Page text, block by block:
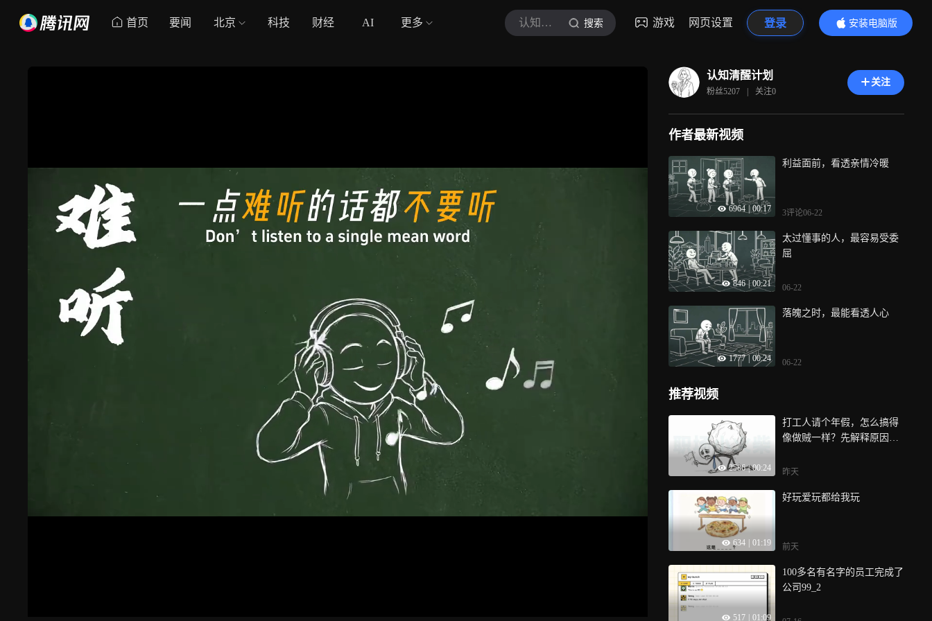
首页 要闻 北京 科技 财经 AI 更多 认知清醒计划 搜索 游戏 网页设置 登录
安装电脑版
内容更精彩
认知清醒计划
粉丝5207 | 关注0
关注
作者最新视频
6964 00:17
利益面前，看透亲情冷暖
3评论06-22
846 00:21
太过懂事的人，最容易受委
屈
06-22
1777 00:24
落魄之时，最能看透人心
06-22
推荐视频
2586 | 00:24
打工人请个年假，怎么搞得
像做贼一样？先解释原因，
导脸色！明明是自己的带薪
昨天
634 01:19
好玩爱玩都给我玩
前天
517 01:09
100多名有名字的员工完成了
公司99_2